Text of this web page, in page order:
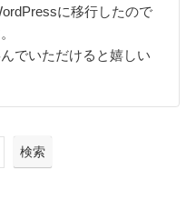
に移行したので
でいただけると嬉しい
検索